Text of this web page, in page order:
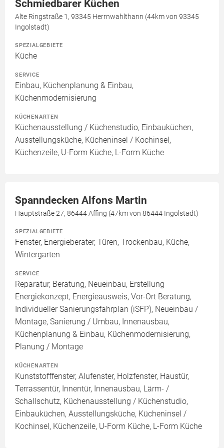
Schmiedbarer Kûchen
Alte Ringstraße 1, 93345 Herrnwahlthann (44km von 93345
Ingolstadt)
SPEZIALGEBIETE
Küche
SERVICE
Einbau, Küchenplanung & Einbau,
Küchenmodernisierung
KÜCHENARTEN
Küchenausstellung / Küchenstudio, Einbauküchen,
Ausstellungsküche, Kücheninsel / Kochinsel,
Küchenzeile, U-Form Küche, L-Form Küche
Spanndecken Alfons Martin
Hauptstraße 27, 86444 Affing (47km von 86444 Ingolstadt)
SPEZIALGEBIETE
Fenster, Energieberater, Türen, Trockenbau, Küche,
Wintergarten
SERVICE
Reparatur, Beratung, Neueinbau, Erstellung
Energiekonzept, Energieausweis, Vor-Ort Beratung,
Individueller Sanierungsfahrplan (iSFP), Neueinbau /
Montage, Sanierung / Umbau, Innenausbau,
Küchenplanung & Einbau, Küchenmodernisierung,
Planung / Montage
KÜCHENARTEN
Kunststofffenster, Alufenster, Holzfenster, Haustür,
Terrassentür, Innentür, Innenausbau, Lärm- /
Schallschutz, Küchenausstellung / Küchenstudio,
Einbauküchen, Ausstellungsküche, Kücheninsel /
Kochinsel, Küchenzeile, U-Form Küche, L-Form Küche